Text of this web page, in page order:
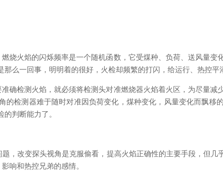
燃烧火焰的闪烁频率是一个随机函数，它受煤种、负荷、送风量
么一回事，明明着的很好，火检却频繁的打闪，给运行、热控平
确检测火焰，就必须将检测头对准燃烧器火焰着火区，为尽量减
检测器难于随时对准因负荷变化，煤种变化，风量变化而飘移
判断能力了。
，改变探头视角是克服偷看，提高火焰正确性的主要手段，但
响和热控兄弟的感情。